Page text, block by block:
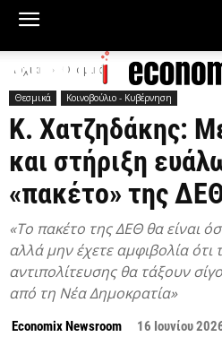
Αρχική Θεσμικά
Θεσμικά Κοινοβούλιο - Κυβέρνηση
Κ. Χατζηδάκης:
και στήριξη
«πακέτο» της
«Το πακέτο της ΔΕΘ θα είναι
αλλά μην έχετε αμφιβολία ότι
αντιπολίτευσης θα τάξουν
από τη Νέα Δημοκρατία»
Economix Newsroom 16 Ιουνίου